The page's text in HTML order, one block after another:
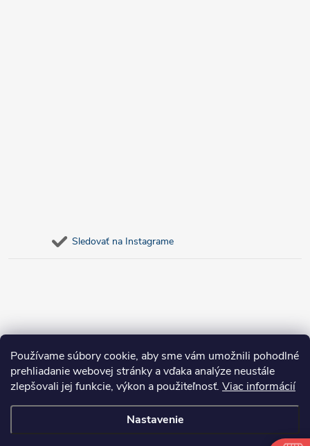
Používame súbory cookie, aby sme vám umožnili pohodlné
prehliadanie webovej stránky a vďaka analýze neustále
zlepšovali jej funkcie, výkon a použiteľnosť. Viac informácií
Nastavenie
Sledovať na Instagrame
Upraviť nastavenie